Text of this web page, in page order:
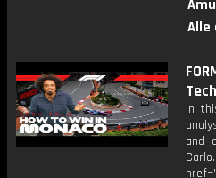
Alle
In
and